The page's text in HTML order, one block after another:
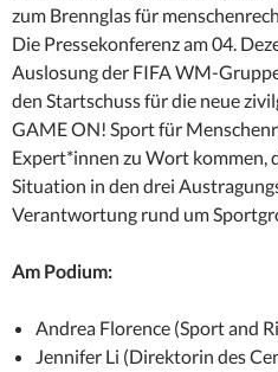
zum Brennglas für
Die Pressekonferenz am 04.
Auslosung der FIFA WM-
den Startschuss für die neue
GAME ON! Sport für
Expert*innen zu Wort kommen,
Situation in den drei
Verantwortung rund um
Am Podium:
Andrea Florence (Sport and
Jennifer Li (Direktorin des